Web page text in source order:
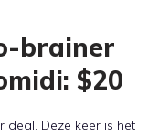
brainer
$20
Deze keer is het